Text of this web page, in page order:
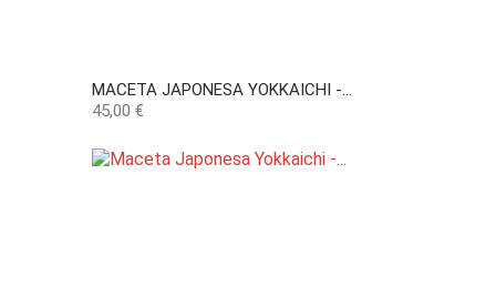
MACETA JAPONESA YOKKAICHI -...
Precio
45,00 €